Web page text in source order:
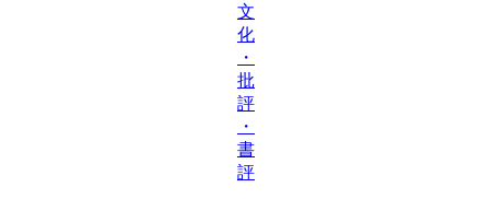
文
化
・
批
評
・
書
評